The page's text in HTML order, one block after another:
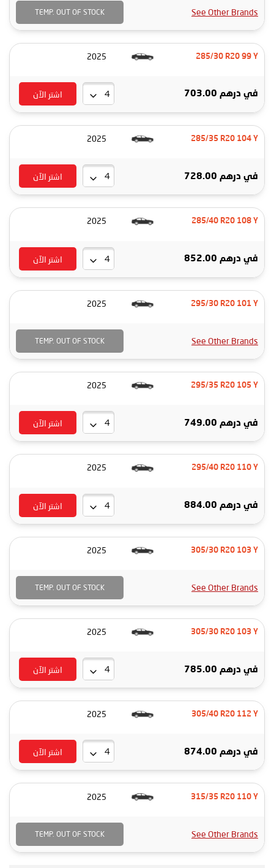
See Other Brands
TEMP. OUT OF STOCK
285/30 R20 99 Y
2025
في درهم 703.00 اشتر الآن
285/35 R20 104 Y
2025
في درهم 728.00 اشتر الآن
285/40 R20 108 Y
2025
في درهم 852.00 اشتر الآن
295/30 R20 101 Y
2025
See Other Brands
TEMP. OUT OF STOCK
295/35 R20 105 Y
2025
في درهم 749.00 اشتر الآن
295/40 R20 110 Y
2025
في درهم 884.00 اشتر الآن
305/30 R20 103 Y
2025
See Other Brands
TEMP. OUT OF STOCK
305/30 R20 103 Y
2025
في درهم 785.00 اشتر الآن
305/40 R20 112 Y
2025
في درهم 874.00 اشتر الآن
315/35 R20 110 Y
2025
See Other Brands
TEMP. OUT OF STOCK